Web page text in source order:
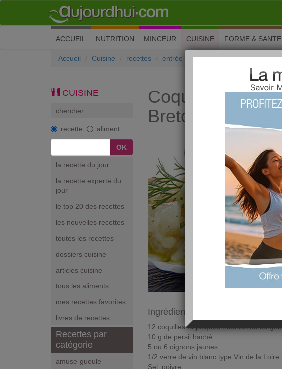
ACCUEIL (current)
NUTRITION MINCEUR CUISINE FORME & SANTE
Accueil Cuisine recettes entrée Coquilles Saint-Jacques à
CUISINE
chercher
recette aliment
la recette du jour
la recette experte du
jour
le top 20 des recettes
les nouvelles recettes
toutes les recettes
dossiers cuisine
articles cuisine
tous les aliments
mes recettes favorites
livres de recettes
Recettes par
catégorie
amuse-gueule
Coquilles Saint-
Bretonne
En
Vous
(vue
type :
Ingrédients pour 4 personnes
12 coquilles St jacques fraîches ou
10 g de persil haché
5 ou 6 oignons jaunes
1/2 verre de vin blanc type Vin de la
Sel, poivre